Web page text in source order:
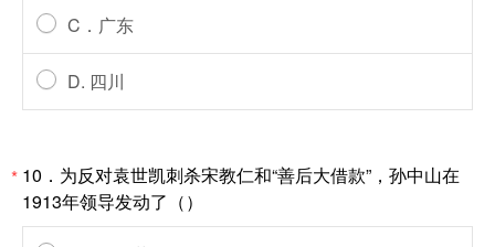
C．广东
D. 四川
* 10．为反对袁世凯刺杀宋教仁和“善后大借款”，孙中山在
1913年领导发动了（）